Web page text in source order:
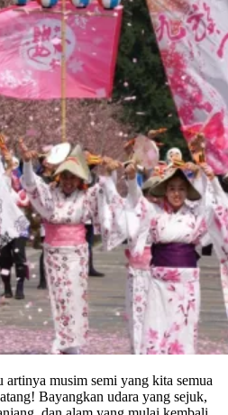
artinya musim semi yang kita semua
Bayangkan udara yang sejuk,